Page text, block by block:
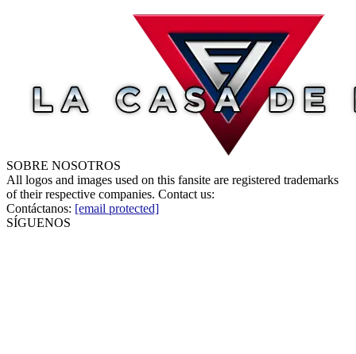
SOBRE NOSOTROS
All logos and images used on this fansite are registered trademarks
of their respective companies. Contact us:
Contáctanos: [email protected]
SÍGUENOS